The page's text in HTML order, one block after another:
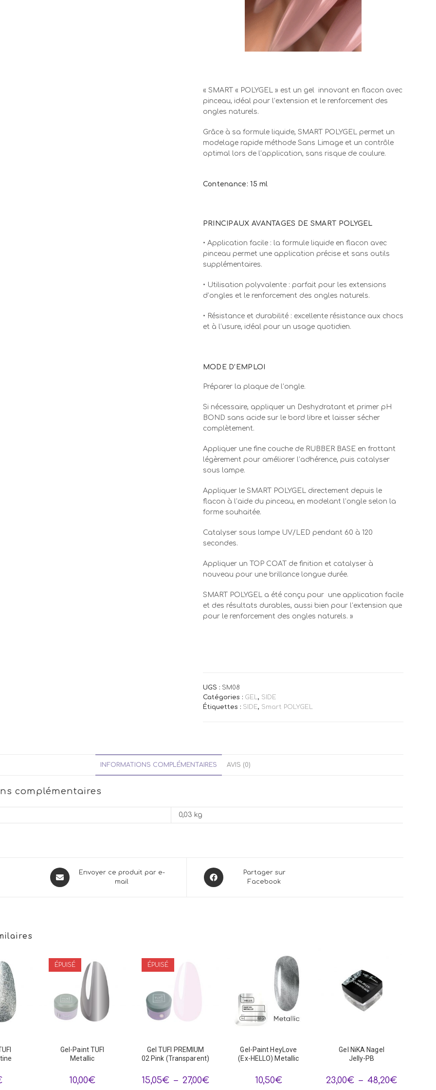
« SMART « POLYGEL » est un gel
innovant en flacon avec
pinceau, idéal pour l’extension et le renforcement des
ongles naturels.
Grâce à sa formule liquide, SMART POLYGEL permet un
modelage rapide méthode Sans Limage et un contrôle
optimal lors de l’application, sans risque de coulure.
Contenance: 15 ml
PRINCIPAUX AVANTAGES DE SMART POLYGEL
• Application facile : la formule liquide en flacon avec
pinceau permet une application précise et sans outils
supplémentaires.
• Utilisation polyvalente : parfait pour les extensions
d’ongles et le renforcement des ongles naturels.
• Résistance et durabilité : excellente résistance aux chocs
et à l’usure, idéal pour un usage quotidien.
MODE D’EMPLOI
Préparer la plaque de l’ongle.
Si nécessaire, appliquer un Deshydratant et primer pH
BOND sans acide sur le bord libre et laisser sécher
complètement.
Appliquer une fine couche de RUBBER BASE en frottant
légèrement pour améliorer l’adhérence, puis catalyser
sous lampe.
Appliquer le SMART POLYGEL directement depuis le
flacon à l’aide du pinceau, en modelant l’ongle selon la
forme souhaitée.
Catalyser sous lampe UV/LED pendant 60 à 120
secondes.
Appliquer un TOP COAT de finition et catalyser à
nouveau pour une brillance longue durée.
SMART POLYGEL a été conçu pour
une application facile
et des résultats durables, aussi bien pour l’extension que
pour le renforcement des ongles naturels. »
UGS : SM08
Catégories : GEL, SIDE
Étiquettes : SIDE, Smart POLYGEL
INFORMATIONS COMPLÉMENTAIRES AVIS (0)
complémentaires
0,03 kg
Opens
in
Envoyer ce produit par e-
mail
Opens
in
Partager sur
Facebook
ÉPUISÉ
Gel-Paint TUFI
Metallic
10,00€
ÉPUISÉ
Gel TUFI PREMIUM
02 Pink (Transparent)
15,05€ – 27,00€Plage
Gel-Paint HeyLove
(Ex-HELLO) Metallic
10,50€
Gel NiKA Nagel
Jelly-PB
23,00€ – 48,20€Plage